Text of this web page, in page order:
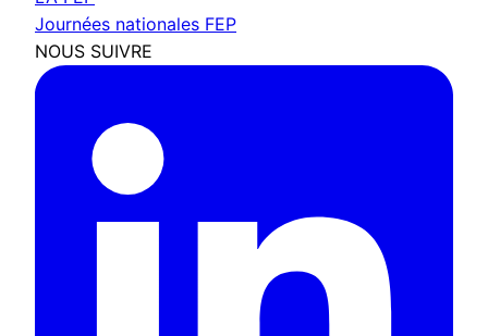
Journées nationales FEP
NOUS SUIVRE